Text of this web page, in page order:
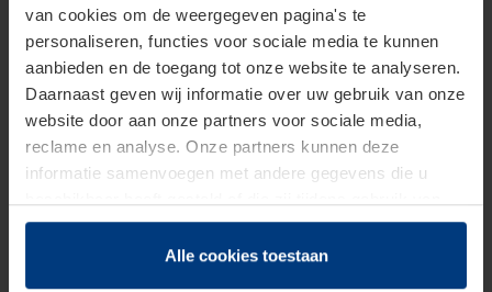
van cookies om de weergegeven pagina's te
personaliseren, functies voor sociale media te kunnen
aanbieden en de toegang tot onze website te analyseren.
Daarnaast geven wij informatie over uw gebruik van onze
website door aan onze partners voor sociale media,
reclame en analyse. Onze partners kunnen deze
informatie samenvoegen met andere gegevens die u
hun diensten hebben verzameld.
Juridisch hebben wij het recht om cookies op uw
Alle cookies toestaan